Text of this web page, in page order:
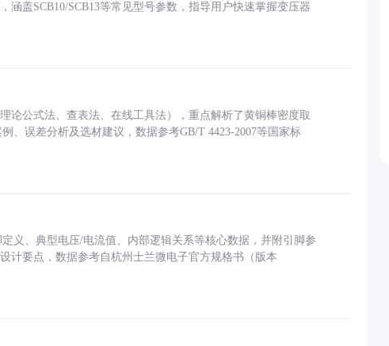
盖SCB10/SCB13等常见型号参数，指导用户快速掌握变压器
论公式法、查表法、在线工具法），重点解析了黄铜棒密度取
、误差分析及选材建议，数据参考GB/T 4423-2007等国家标
义、典型电压/电流值、内部逻辑关系等核心数据，并附引脚参
计要点，数据参考自杭州士兰微电子官方规格书（版本